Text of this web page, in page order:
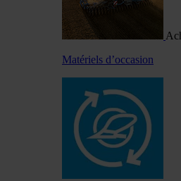
Matériels d’occasion